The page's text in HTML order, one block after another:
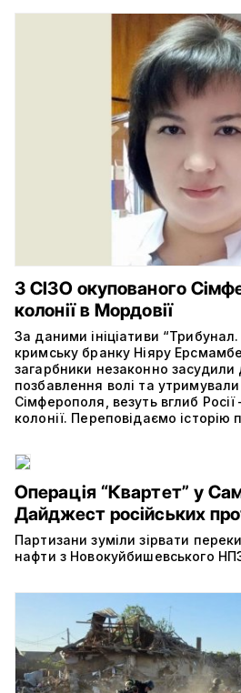
З СІЗО окупованого
колонії в Мордовії
За даними ініціативи
кримську бранку Ніяру
загарбники незаконно засудили
позбавлення волі та
Сімферополя, везуть вглиб
колонії. Переповідаємо історію
Операція “Квартет” у
Дайджест російських
Партизани зуміли зірвати
нафти з Новокуйбишевського